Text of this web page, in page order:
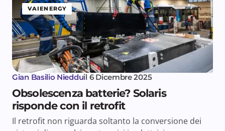
VAIENERGY
Gian Basilio Niedduil 6 Dicembre 2025
Obsolescenza batterie? Solaris
risponde con il retrofit
Il retrofit non riguarda soltanto la conversione dei